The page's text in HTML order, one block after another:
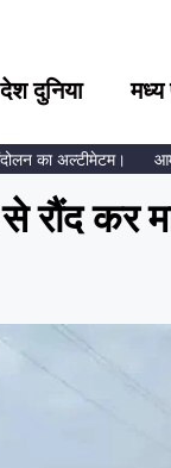
देश दुनिया
अल्टीमेटम। आमला में
रौंद कर